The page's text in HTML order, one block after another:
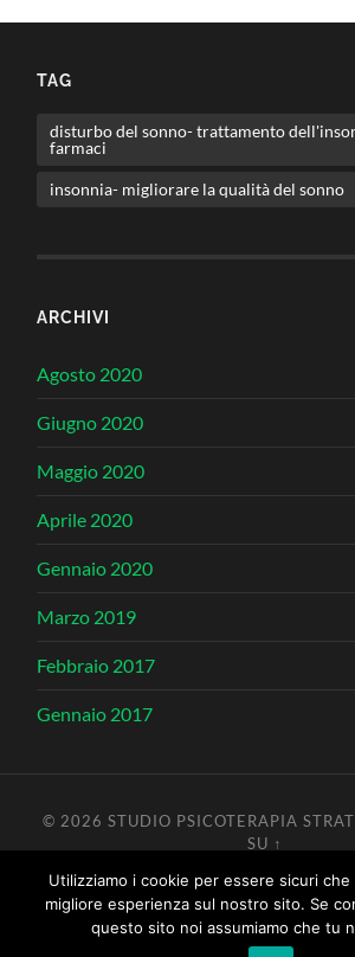
TAG
disturbo del sonno- trattamento
farmaci
insonnia- migliorare la qualità del sonno
ARCHIVI
Agosto 2020
Giugno 2020
Maggio 2020
Aprile 2020
Gennaio 2020
Marzo 2019
Febbraio 2017
Gennaio 2017
© 2026STUDIO PSICOTERAPIA
SU ↑
Utilizziamo i cookie per essere sicuri
migliore esperienza sul nostro sito. Se
questo sito noi assumiamo che tu
>La capacità di accettare o meno un
che una persona ha di stessa: questo
modificato e modifica a sua volta l'autostima,